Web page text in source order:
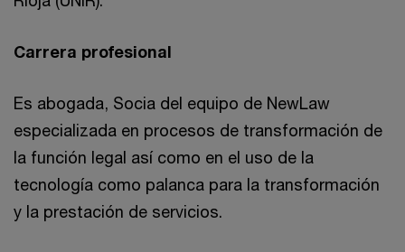
Carrera profesional
Es abogada, Socia del equipo de NewLaw
especializada en procesos de transformación de
la función legal así como en el uso de la
tecnología como palanca para la transformación
y la prestación de servicios.